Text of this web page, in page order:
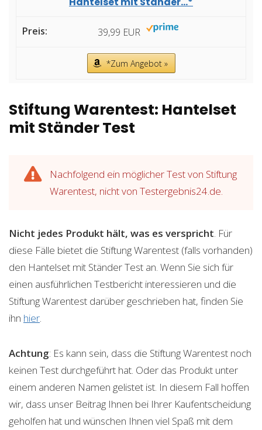
39,99 EUR
*Zum Angebot »
Stiftung Warentest: Hantelset
mit Ständer Test
Nachfolgend ein möglicher Test von Stiftung
Warentest, nicht von Testergebnis24.de.
Nicht jedes Produkt hält, was es verspricht . Für
diese Fälle bietet die Stiftung Warentest (falls vorhanden)
den Hantelset mit Ständer Test an. Wenn Sie sich für
einen ausführlichen Testbericht interessieren und die
Stiftung Warentest darüber geschrieben hat, finden Sie
ihn hier
Achtung: Es kann sein, dass die Stiftung Warentest noch
keinen Test durchgeführt hat. Oder das Produkt unter
einem anderen Namen gelistet ist. In diesem Fall hoffen
wir, dass unser Beitrag Ihnen bei Ihrer Kaufentscheidung
geholfen hat und wünschen Ihnen viel Spaß mit dem